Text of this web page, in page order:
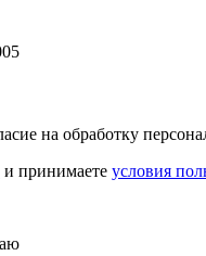
на обработку
и принимаете условия